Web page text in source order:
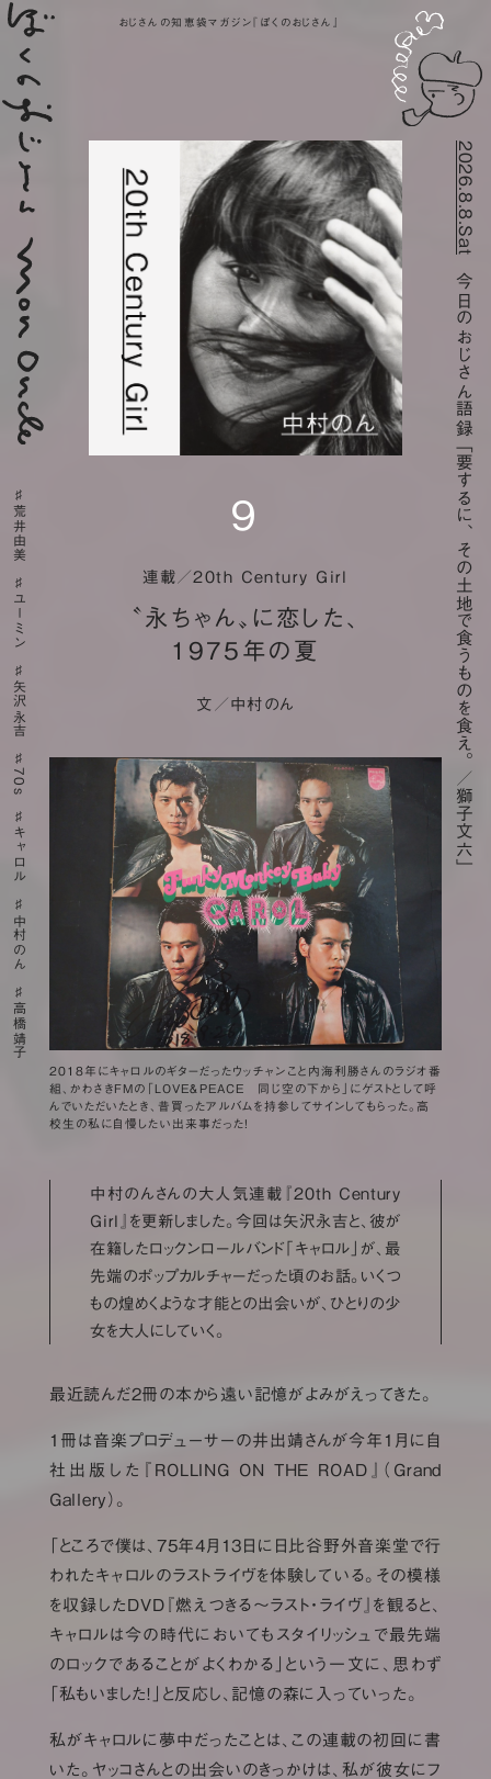
おじさんの知恵袋マガジン『ぼくのおじさん』
2026.8.8.Sat
今日のおじさん語録
「要するに、その土地で食うものを食え。／獅子文六」
2018年にキャロルのギターだったウッチャンこと内海利勝さんのラジオ番
組、かわさきFMの「LOVE＆PEACE 同じ空の下から」にゲストとして呼
んでいただいたとき、昔買ったアルバムを持参してサインしてもらった。高
校生の私に自慢したい出来事だった！
９
連載／20th Century Girl
〝永ちゃん〟に恋した、
1975年の夏
文／中村のん
中村のんさんの大人気連載『20th Century
Girl』を更新しました。今回は矢沢永吉と、彼が
在籍したロックンロールバンド「キャロル」が、最
先端のポップカルチャーだった頃のお話。いくつ
もの煌めくような才能との出会いが、ひとりの少
女を大人にしていく。
荒井由美
ユーミン
矢沢永吉
70s
キャロル
中村のん
高橋靖子
最近読んだ2冊の本から遠い記憶がよみがえってきた。
1冊は音楽プロデューサーの井出靖さんが今年1月に自
社出版した『ROLLING ON THE ROAD』（Grand
Gallery）。
「ところで僕は、75年4月13日に日比谷野外音楽堂で行
われたキャロルのラストライヴを体験している。その模様
を収録したDVD『燃えつきる～ラスト・ライヴ』を観ると、
キャロルは今の時代においてもスタイリッシュで最先端
のロックであることがよくわかる」という一文に、思わず
「私もいました！」と反応し、記憶の森に入っていった。
私がキャロルに夢中だったことは、この連載の初回に書
いた。ヤッコさんとの出会いのきっかけは、私が彼女にフ